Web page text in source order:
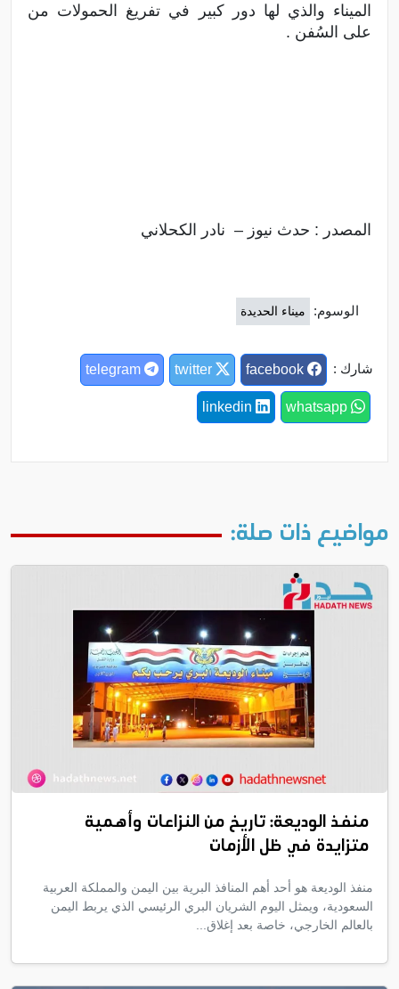
الميناء والذي لها دور كبير في تفريغ الحمولات من
على السُفن .
المصدر : حدث نيوز – نادر الكحلاني
الوسوم: ميناء الحديدة
شارك :
مواضيع ذات صلة:
منفذ الوديعة: تاريخ من النزاعات وأهمية
متزايدة في ظل الأزمات
منفذ الوديعة هو أحد أهم المنافذ البرية بين اليمن والمملكة العربية
السعودية، ويمثل اليوم الشريان البري الرئيسي الذي يربط اليمن
بالعالم الخارجي، خاصة بعد إغلاق...